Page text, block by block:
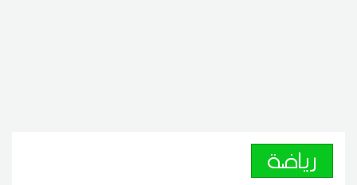
رياضة